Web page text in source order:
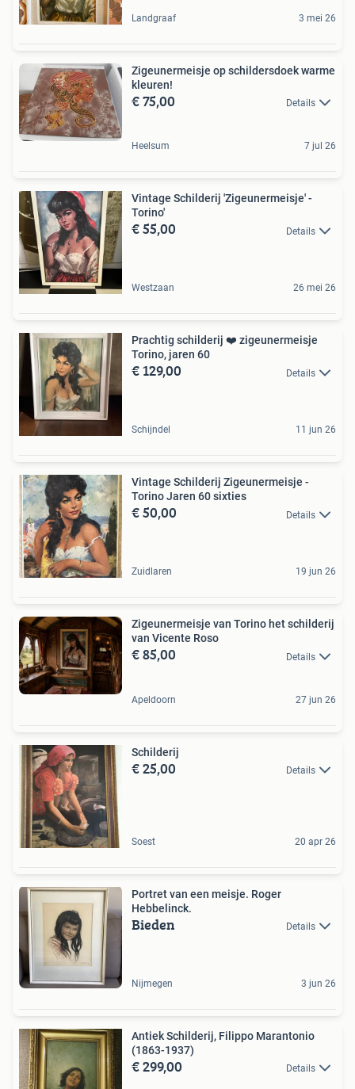
Landgraaf 3 mei 26
Zigeunermeisje op schildersdoek warme
kleuren!
€ 75,00 Details
Heelsum 7 jul 26
Vintage Schilderij 'Zigeunermeisje' -
Torino'
€ 55,00 Details
Westzaan 26 mei 26
Prachtig schilderij ❤️ zigeunermeisje
Torino, jaren 60
€ 129,00 Details
Schijndel 11 jun 26
Vintage Schilderij Zigeunermeisje -
Torino Jaren 60 sixties
€ 50,00 Details
Zuidlaren 19 jun 26
Zigeunermeisje van Torino het schilderij
van Vicente Roso
€ 85,00 Details
Apeldoorn 27 jun 26
Schilderij
€ 25,00 Details
Soest 20 apr 26
Portret van een meisje. Roger
Hebbelinck.
Bieden Details
Nijmegen 3 jun 26
Antiek Schilderij, Filippo Marantonio
(1863-1937)
€ 299,00 Details